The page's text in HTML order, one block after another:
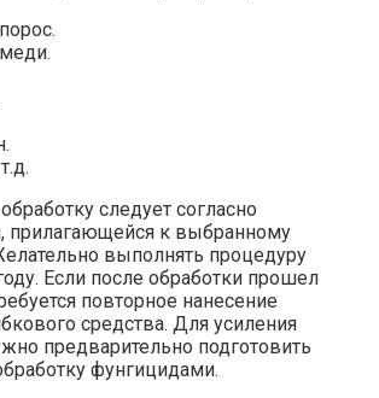
следует согласно
прилагающейся к выбранному
выполнять процедуру
Если после обработки прошел
повторное нанесение
средства. Для усиления
предварительно подготовить
фунгицидами.